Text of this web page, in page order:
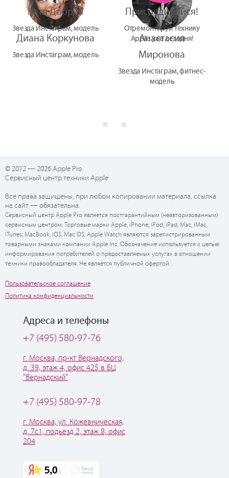
Диана Коркунова
Звезда Инстаграм, модель
Анастасия
Миронова
Звезда Инстаграм, фитнес-
модель
Катя Добрая
Звезда Инстаграм, модель
Присоединяйся!
Отремонтируй технику
Apple уже сегодня!
© 2012 — 2026 Apple Pro
Сервисный центр техники Apple
Все права защищены, при любом копировании материала, ссылка
на сайт — обязательна.
Сервисный центр Apple Pro является постгарантийным (неавторизованным)
сервисным центром. Торговые марки Apple, iPhone, iPod, iPad, Mac, iMac,
iTunes, MacBook, iOS, Mac OS, Apple Watch являются зарегистрированным
товарными знаками компании Apple Inc. Обозначение используется с целью
информирования потребителей о предоставляемых услугах в отношении
техники правообладателя. Не является публичной офертой.
Пользовательское соглашение
Политика конфиденциальности
Адреса и телефоны
+7 (495) 580-97-76
г. Москва, пр-кт Вернадского,
д. 39, этаж 4, офис 425 в БЦ
"Вернадский"
+7 (495) 580-97-78
г. Москва, ул. Кожевническая,
д. 7с1, подьезд 2, этаж 8, офис
204